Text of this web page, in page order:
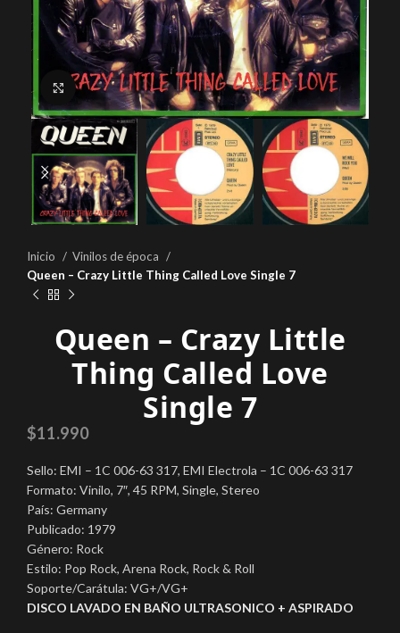
Click to enlarge
Inicio
Vinilos de época
Queen – Crazy Little Thing Called Love Single 7
Queen – Crazy Little
Thing Called Love
Single 7
$11.990
Sello: EMI – 1C 006-63 317, EMI Electrola – 1C 006-63 317
Formato: Vinilo, 7″, 45 RPM, Single, Stereo
País: Germany
Publicado: 1979
Género: Rock
Estilo: Pop Rock, Arena Rock, Rock & Roll
Soporte/Carátula: VG+/VG+
DISCO LAVADO EN BAÑO ULTRASONICO + ASPIRADO